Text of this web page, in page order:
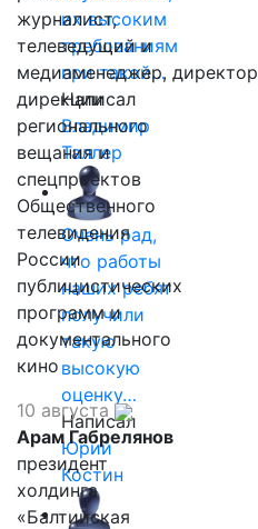
их высоким
требованиям
при такой…
Написал
Владимир
Таллер
Очень рад,
что работы
наших ребят
получили
такую
высокую
оценку…
Написал
Юрий
Костин
журналист,
телеведущий и
медиаменеджер, директор
дирекции
регионального
вещания и
спецпроектов
Общественного
телевидения
России
публицистических
программ и
документального
кино
10 августа
Арам Габрелянов
президент
холдинга
«Балтийская